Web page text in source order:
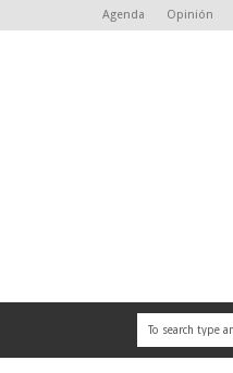
Agenda Opinión